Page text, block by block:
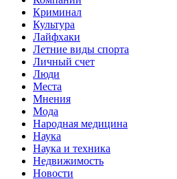
Криминал
Культура
Лайфхаки
Летние виды спорта
Личный счет
Люди
Места
Мнения
Мода
Народная медицина
Наука
Наука и техника
Недвижимость
Новости